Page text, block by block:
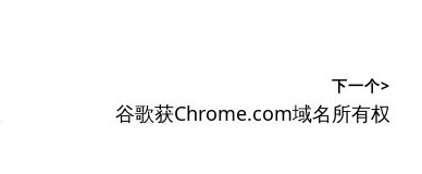
下一个>
下
谷歌获Chrome.com域名所有权